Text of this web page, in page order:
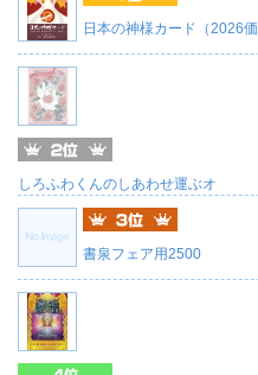
日本の神様カード（2026価
しろふわくんのしあわせ運ぶオ
書泉フェア用2500